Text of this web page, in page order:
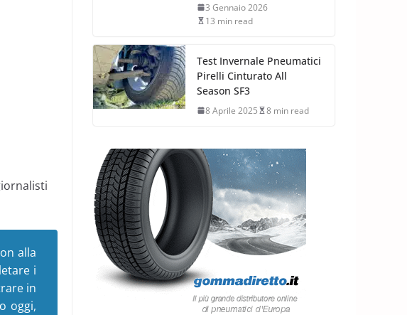
alla
i
in
oggi,
3 Gennaio 2026
13 min read
Test Invernale Pneumatici
Pirelli Cinturato All
Season SF3
8 Aprile 2025 8 min read